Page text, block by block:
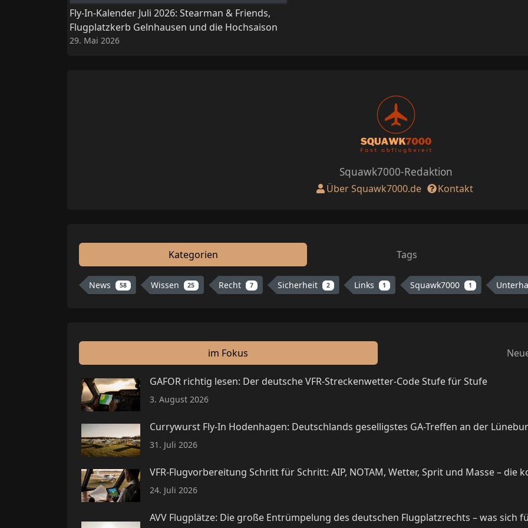
Fly-In-Kalender Juli 2026: Stearman & Friends,
Flugplatzkerb Gelnhausen und die Hochsaison
29. Mai 2026
Squawk7000-Redaktion
Über Squawk7000.de Kontakt
Kategorien Tags
News 58 Wissen 25 Recht 7 Sicherheit 2 Links 1 Squawk7000 1
im Fokus
GAFOR richtig lesen: Der deutsche VFR-Streckenwetter-Code Stufe für Stufe
3. August 2026
Currywurst Fly-In Hodenhagen: Deutschlands geselligstes GA-Treffen an der
31. Juli 2026
VFR-Flugvorbereitung Schritt für Schritt: AIP, NOTAM, Wetter, Sprit und Masse – die
24. Juli 2026
AVV Flugplätze: Die große Entrümpelung des deutschen Flugplatzrechts – was sich